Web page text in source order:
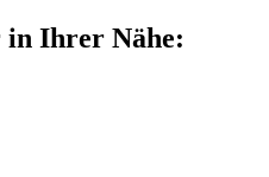
Ihrer Nähe: